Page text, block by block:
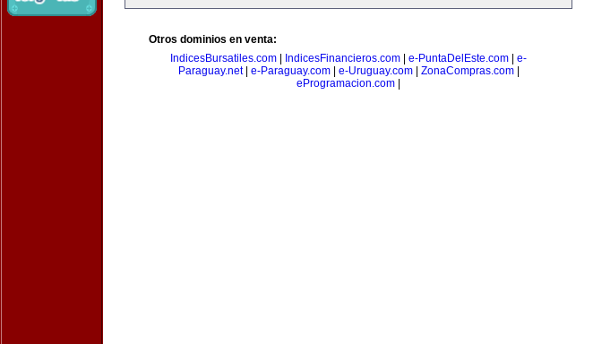
Otros dominios en venta:
IndicesBursatiles.com
IndicesFinancieros.com e-PuntaDelEste.com
e-
Paraguay.net| e-Paraguay.com| e-Uruguay.com| ZonaCompras.com|
eProgramacion.com